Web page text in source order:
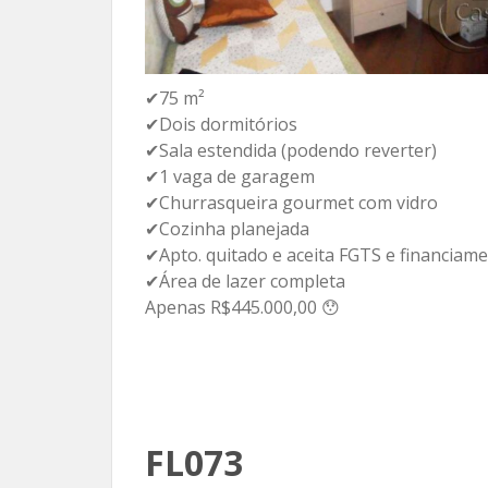
✔75 m²
✔Dois dormitórios
✔Sala estendida (podendo reverter)
✔1 vaga de garagem
✔Churrasqueira gourmet com vidro
✔Cozinha planejada
✔Apto. quitado e aceita FGTS e
✔Área de lazer completa
Apenas R$445.000,00 😯
FL073